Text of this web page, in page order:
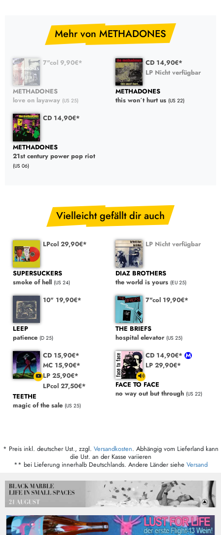
Mehr von METHADONES
7"col 9,90€*
METHADONES
love on layaway (US 25)
CD 14,90€*
LP Nicht verfügbar
METHADONES
this won´t hurt us (US 22)
CD 14,90€*
METHADONES
21st century power pop riot
(US 06)
Vielleicht gefällt dir auch
LPcol 29,90€*
SUPERSUCKERS
smoke of hell (US 24)
LP Nicht verfügbar
DIAZ BROTHERS
the world is yours (EU 25)
10" 19,90€*
LEEP
patience (D 25)
7"col 19,90€*
THE BRIEFS
hospital elevator (US 25)
CD 15,90€*
MC 15,90€*
LP 25,90€*
LPcol 27,50€*
TEETHE
magic of the sale (US 25)
CD 14,90€*
LP 29,90€*
FACE TO FACE
no way out but through (US 22)
* Preis inkl. deutscher Ust., zzgl. Versandkosten. Abhängig vom Lieferland kann
die Ust. an der Kasse variieren
** bei Lieferung innerhalb Deutschlands. Andere Länder siehe Versand